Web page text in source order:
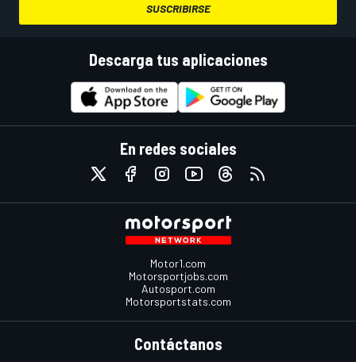
SUSCRIBIRSE
Descarga tus aplicaciones
En redes sociales
Motor1.com
Motorsportjobs.com
Autosport.com
Motorsportstats.com
Contáctanos